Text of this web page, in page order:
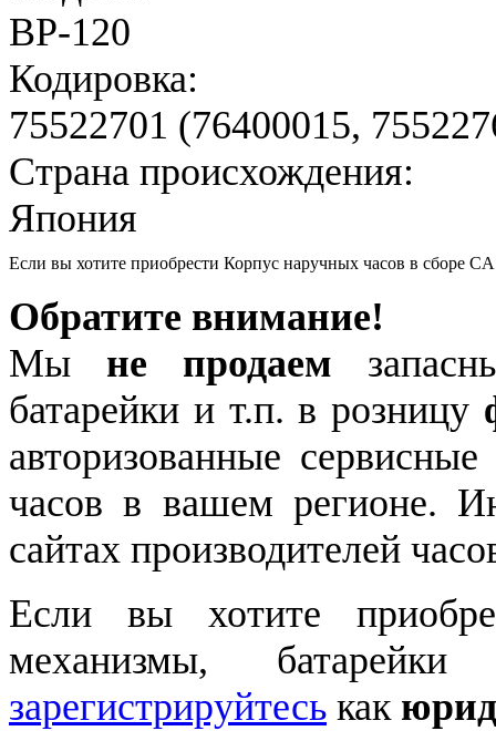
BP-120
Кодировка:
75522701 (76400015,
Страна происхождения:
Япония
Если вы хотите приобрести Корпус наручных часов в сборе
Обратите внимание!
Мы не продаем
батарейки и т.п. в розницу
авторизованные
часов в вашем регионе.
сайтах производителей
Если вы хотите
механизмы,
зарегистрируйтесь как